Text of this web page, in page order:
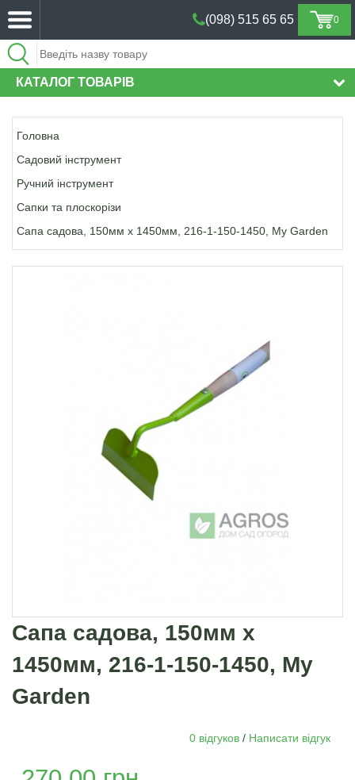
0
(098) 515 65 65
(098) 515 65 65
КАТАЛОГ ТОВАРІВ
Головна
Садовий інструмент
Ручний інструмент
Сапки та плоскорізи
Сапа садова, 150мм х 1450мм, 216-1-150-1450, My Garden
Сапа садова, 150мм х
1450мм, 216-1-150-1450, My
Garden
0 відгуков / Написати відгук